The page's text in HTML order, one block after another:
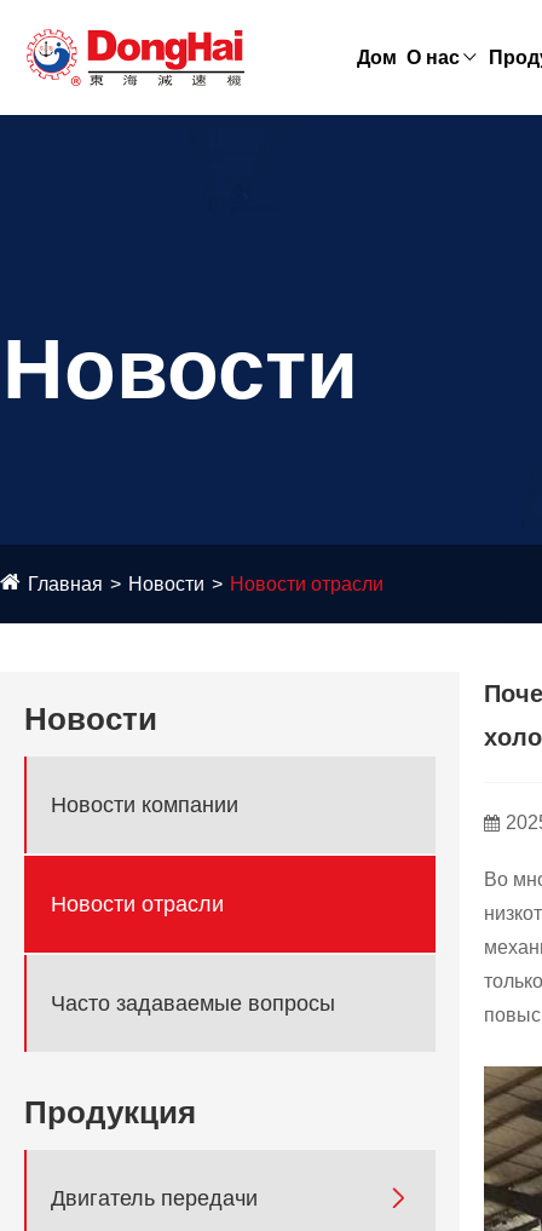
Дом О нас
Новости
Главная Новости Новости отрасли
Новости
Новости компании
Новости отрасли
Часто задаваемые вопросы
Продукция
Двигатель передачи 
Во